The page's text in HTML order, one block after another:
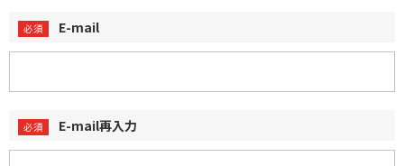
E-mail
E-mail再入力